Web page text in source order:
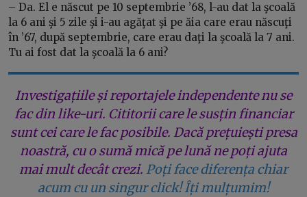
– Da. El e născut pe 10 septembrie ’68, l-au dat la şcoală
la 6 ani şi 5 zile şi i-au agăţat şi pe ăia care erau născuţi
în ’67, după septembrie, care erau daţi la şcoală la 7 ani.
Tu ai fost dat la şcoală la 6 ani?
Investigațiile și reportajele independente nu se
fac din like-uri. Cititorii care le susțin financiar
sunt cei care le fac posibile. Dacă prețuiești presa
noastră, cu o sumă mică pe lună ne poți ajuta
mai mult decât crezi. Poți face diferența chiar
acum cu un singur click! Îți mulțumim!